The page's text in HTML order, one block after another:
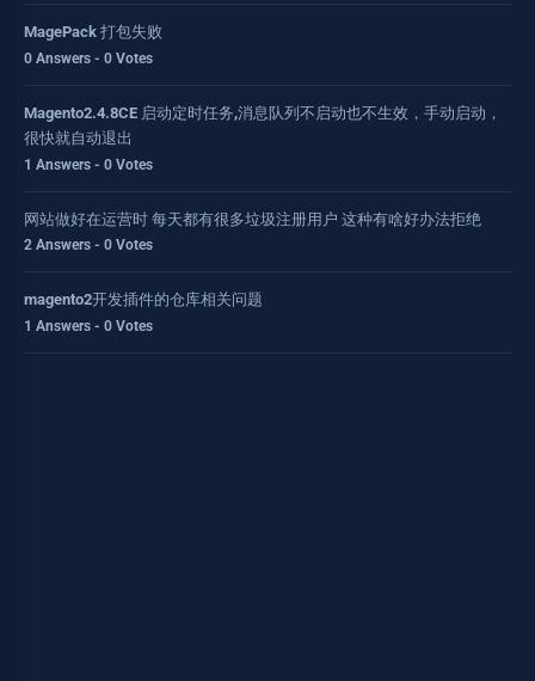
MagePack 打包失败
0 Answers - 0 Votes
Magento2.4.8CE 启动定时任务,消息队列不启动也不生效，手动启动，
很快就自动退出
1 Answers - 0 Votes
网站做好在运营时 每天都有很多垃圾注册用户 这种有啥好办法拒绝
2 Answers - 0 Votes
magento2开发插件的仓库相关问题
1 Answers - 0 Votes